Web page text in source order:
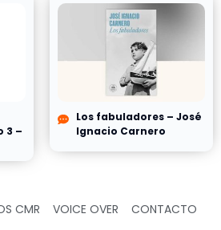
3 –
Los fabuladores – José
Ignacio Carnero
CMR VOICE OVER CONTACTO